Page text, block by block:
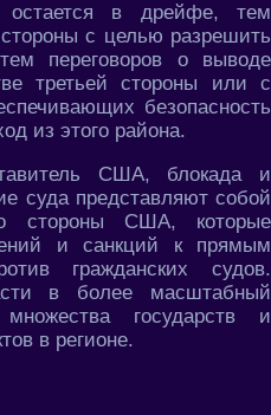
в дрейфе, тем
с целью разрешить
переговоров о выводе
третьей стороны или с
безопасность
из этого района.
США, блокада и
суда представляют собой
стороны США, которые
и санкций к прямым
гражданских судов.
в более масштабный
государств и
в регионе.